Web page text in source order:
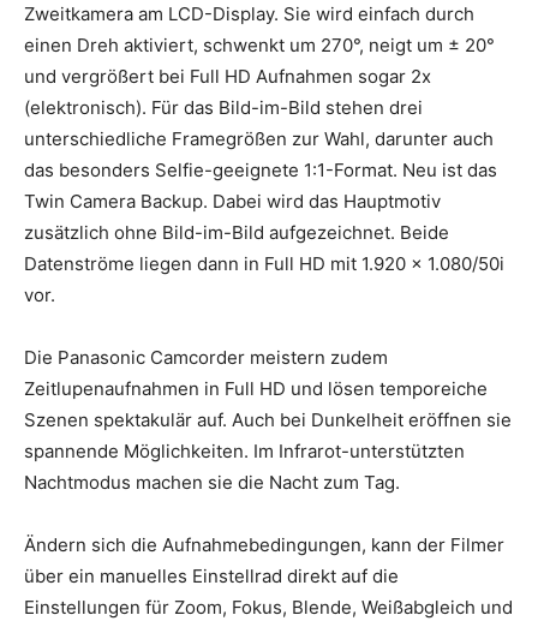
Zweitkamera am LCD-Display. Sie wird einfach durch
einen Dreh aktiviert, schwenkt um 270°, neigt um ± 20°
und vergrößert bei Full HD Aufnahmen sogar 2x
(elektronisch). Für das Bild-im-Bild stehen drei
unterschiedliche Framegrößen zur Wahl, darunter auch
das besonders Selfie-geeignete 1:1-Format. Neu ist das
Twin Camera Backup. Dabei wird das Hauptmotiv
zusätzlich ohne Bild-im-Bild aufgezeichnet. Beide
Datenströme liegen dann in Full HD mit 1.920 x 1.080/50i
vor.
Die Panasonic Camcorder meistern zudem
Zeitlupenaufnahmen in Full HD und lösen temporeiche
Szenen spektakulär auf. Auch bei Dunkelheit eröffnen sie
spannende Möglichkeiten. Im Infrarot-unterstützten
Nachtmodus machen sie die Nacht zum Tag.
Ändern sich die Aufnahmebedingungen, kann der Filmer
über ein manuelles Einstellrad direkt auf die
Einstellungen für Zoom, Fokus, Blende, Weißabgleich und